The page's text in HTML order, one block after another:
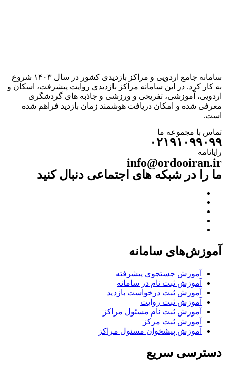
سامانه جامع اردویی و مراکز بازدیدی کشور در سال ۱۴۰۳ شروع
به کار کرد. در این سامانه مراکز بازدیدی روایت پیشرفت، اسکان و
اردویی، آموزشی، تفریحی و ورزشی و جاذبه های گردشگری
معرفی شده و امکان دریافت هوشمند زمان بازدید فراهم شده
است.
تماس با مجموعه ما
۰۲۱۹۱۰۹۹۰۹۹
رایانامه
info@ordooiran.ir
ما را در شبکه های اجتماعی دنبال کنید
آموزش‌های سامانه
آموزش جستجوی پیشرفته
آموزش ثبت نام در سامانه
آموزش ثبت درخواست بازدید
آموزش ثبت روایت
آموزش ثبت نام مسئول مراکز
آموزش ثبت مرکز
آموزش پیشخوان مسئول مراکز
دسترسی سریع